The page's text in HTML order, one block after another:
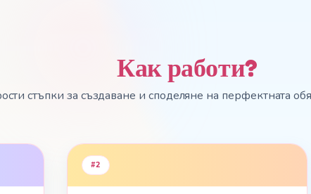
Miniigra shte razkrie
saobshtenieto sled
nyakolko sekundi.
Otkriy
Как работи?
стъпки за създаване и споделяне на перфектната
#2